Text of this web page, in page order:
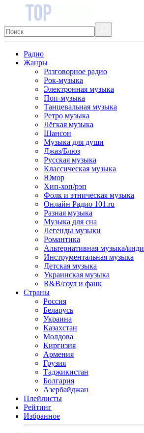
Радио
Жанры
Разговорное радио
Рок-музыка
Электронная музыка
Поп-музыка
Танцевальная музыка
Ретро музыка
Лёгкая музыка
Шансон
Музыка для души
Джаз/Блюз
Русская музыка
Классическая музыка
Юмор
Хип-хоп/рэп
Фолк и этническая музыка
Онлайн Радио 101.ru
Разная музыка
Музыка для сна
Легенды музыки
Романтика
Альтернативная музыка/инди
Инструментальная музыка
Детская музыка
Украинская музыка
R&B/cоул и фанк
Страны
Россия
Беларусь
Украина
Казахстан
Молдова
Киргизия
Армения
Грузия
Таджикистан
Болгария
Азербайджан
Плейлисты
Рейтинг
Избранное